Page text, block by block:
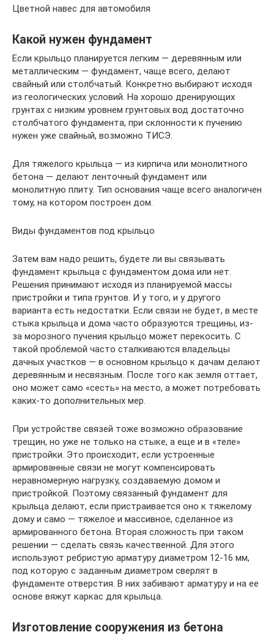
Цветной навес для автомобиля
Какой нужен фундамент
Если крыльцо планируется легким — деревянным или
металлическим — фундамент, чаще всего, делают
свайный или столбчатый. Конкретно выбирают исходя
из геологических условий. На хорошо дренирующих
грунтах с низким уровнем грунтовых вод достаточно
столбчатого фундамента, при склонности к пучению
нужен уже свайный, возможно ТИСЭ.
Для тяжелого крыльца — из кирпича или монолитного
бетона — делают ленточный фундамент или
монолитную плиту. Тип основания чаще всего аналогичен
тому, на котором построен дом.
Виды фундаментов под крыльцо
Затем вам надо решить, будете ли вы связывать
фундамент крыльца с фундаментом дома или нет.
Решения принимают исходя из планируемой массы
пристройки и типа грунтов. И у того, и у другого
варианта есть недостатки. Если связи не будет, в месте
стыка крыльца и дома часто образуются трещины, из-
за морозного пучения крыльцо может перекосить. С
такой проблемой часто сталкиваются владельцы
дачных участков — в основном крыльцо к дачам делают
деревянным и несвязным. После того как земля оттает,
оно может само «сесть» на место, а может потребовать
каких-то дополнительных мер.
При устройстве связей тоже возможно образование
трещин, но уже не только на стыке, а еще и в «теле»
пристройки. Это происходит, если устроенные
армированные связи не могут компенсировать
неравномерную нагрузку, создаваемую домом и
пристройкой. Поэтому связанный фундамент для
крыльца делают, если пристраивается оно к тяжелому
дому и само — тяжелое и массивное, сделанное из
армированного бетона. Вторая сложность при таком
решении — сделать связь качественной. Для этого
используют ребристую арматуру диаметром 12-16 мм,
под которую с заданным диаметром сверлят в
фундаменте отверстия. В них забивают арматуру и на ее
основе вяжут каркас для крыльца.
Изготовление сооружения из бетона